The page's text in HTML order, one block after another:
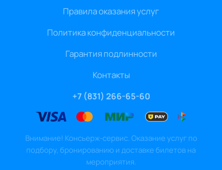
Правила оказания услуг
Политика конфиденциальности
Гарантия подлинности
Контакты
+7 (831) 266-65-60
Внимание! Консьерж-сервис. Оказание услуг по
подбору, бронированию и доставке билетов на
мероприятия.